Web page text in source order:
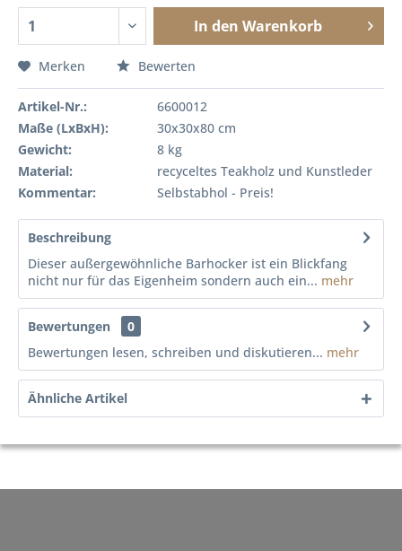
In den Warenkorb
Merken Bewerten
Artikel-Nr.:
6600012
Maße (LxBxH):
30x30x80 cm
Gewicht:
8 kg
Material:
recyceltes Teakholz und Kunstleder
Kommentar:
Selbstabhol - Preis!
Beschreibung
Dieser außergewöhnliche Barhocker ist ein Blickfang
nicht nur für das Eigenheim sondern auch ein... mehr
Bewertungen
0
Bewertungen lesen, schreiben und diskutieren... mehr
Ähnliche Artikel